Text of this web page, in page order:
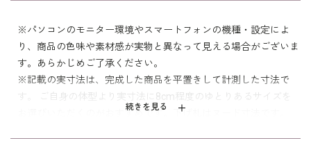
素材
表地 ポリエステル100％
裏地 ポリエステル100％
続きを見る
※パソコンのモニター環境やスマートフォンの機種・設定によ
り、商品の色味や素材感が実物と異なって見える場合がございま
す。あらかじめご了承ください。
※記載の実寸法は、完成した商品を平置きして計測した寸法で
す。 ご自身の体型より実寸法に8cm程度のゆとりあるサイズを
お選びいただくのがおすすめです。下げ札はヌード寸法です。